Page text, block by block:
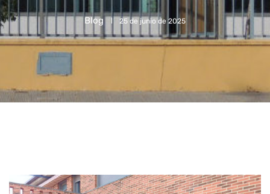
Blog 25 de junio de 2025